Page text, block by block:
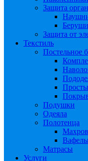
Защита
Беруши
Защита от
Текстиль
Постельное
Подушки
Одеяла
Полотенца
Матрасы
Услуги